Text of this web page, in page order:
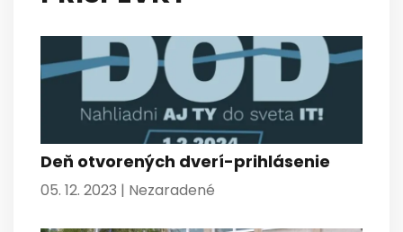
Deň otvorených dverí-prihlásenie
05. 12. 2023 | Nezaradené